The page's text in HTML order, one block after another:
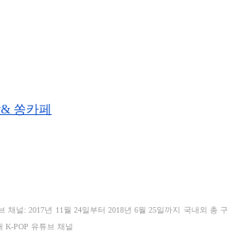
쏭카페
채널: 2017년 11월 24일부터 2018년 6월 25일까지 국내외 총 구
K-POP 유튜브 채널